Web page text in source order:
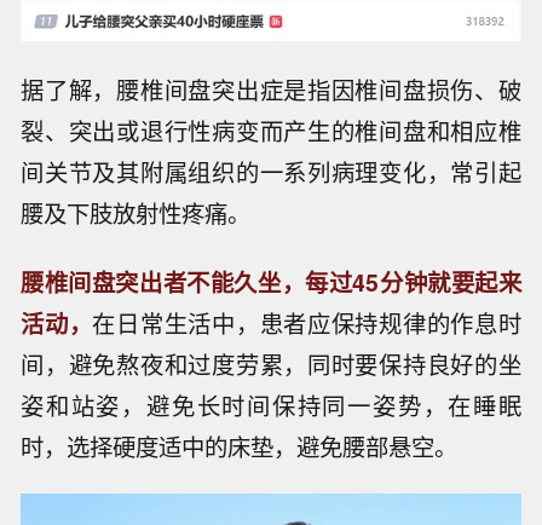
据了解，腰椎间盘突出症是指因椎间盘损伤、破
裂、突出或退行性病变而产生的椎间盘和相应椎
间关节及其附属组织的一系列病理变化，常引起
腰及下肢放射性疼痛。
腰椎间盘突出者不能久坐，每过45分钟就要起来
活动， 在日常生活中，患者应保持规律的作息时
间，避免熬夜和过度劳累，同时要保持良好的坐
姿和站姿，避免长时间保持同一姿势，在睡眠
时，选择硬度适中的床垫，避免腰部悬空。